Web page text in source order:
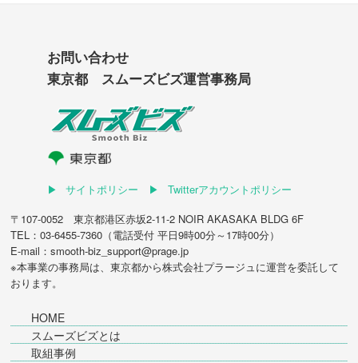
お問い合わせ
東京都 スムーズビズ運営事務局
サイトポリシー
Twitterアカウントポリシー
〒107-0052 東京都港区赤坂2-11-2 NOIR AKASAKA BLDG 6F
TEL：03-6455-7360（電話受付 平日9時00分～17時00分）
E-mail：smooth-biz_support@prage.jp
※本事業の事務局は、東京都から株式会社プラージュに運営を委託して
おります。
HOME
スムーズビズとは
取組事例